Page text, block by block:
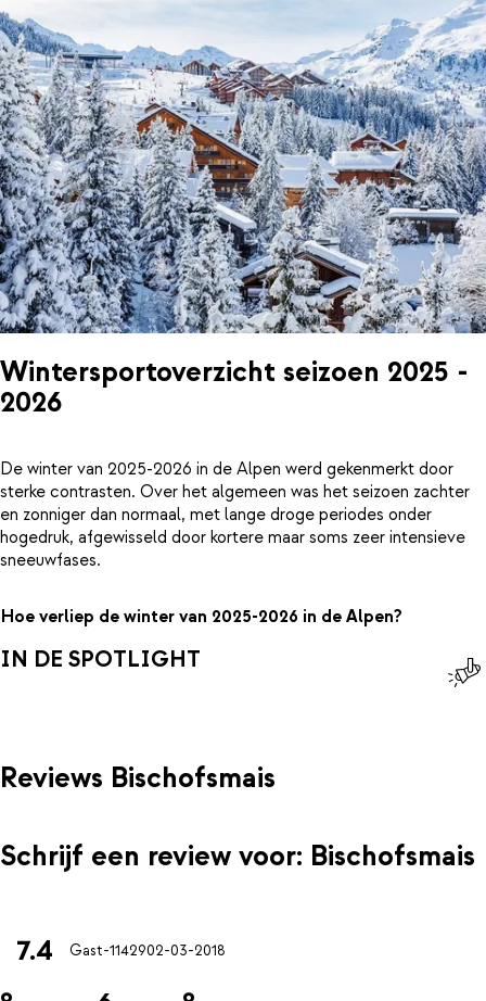
Wintersportoverzicht seizoen 2025 -
2026
De winter van 2025-2026 in de Alpen werd gekenmerkt door
sterke contrasten. Over het algemeen was het seizoen zachter
en zonniger dan normaal, met lange droge periodes onder
hogedruk, afgewisseld door kortere maar soms zeer intensieve
sneeuwfases.
Hoe verliep de winter van 2025-2026 in de Alpen?
IN DE SPOTLIGHT
Reviews Bischofsmais
Schrijf een review voor: Bischofsmais
7.4 Gast-1142902-03-2018